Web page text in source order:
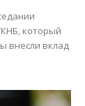
который
внесли вклад